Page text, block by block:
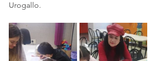
Urogallo.